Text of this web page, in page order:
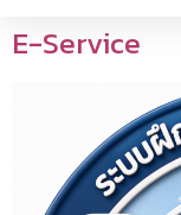
E-Service